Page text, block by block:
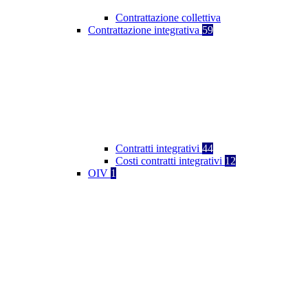
Contrattazione collettiva
Contrattazione integrativa 59
Contratti integrativi 44
Costi contratti integrativi 12
OIV 1